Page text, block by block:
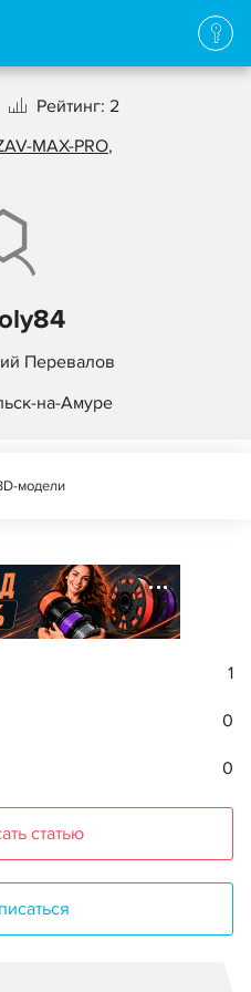
Рейтинг: 2
MAX-PRO,
Перевалов
на-Амуре
модели
1
0
0
статью